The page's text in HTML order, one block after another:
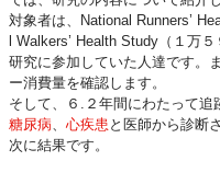
対象者は、National Runners’
l Walkers’ Health Study（１万
研究に参加していた人達です。
ー消費量を確認します。
そして、６.２年間にわたって追
糖尿病
心疾患 と医師から診断
次に結果です。